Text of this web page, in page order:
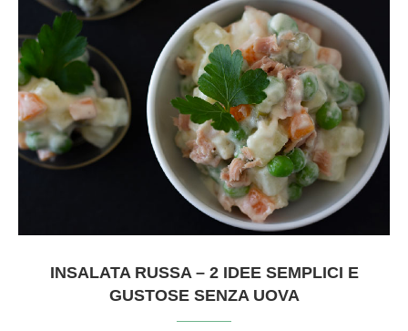
INSALATA RUSSA – 2 IDEE SEMPLICI E
GUSTOSE SENZA UOVA